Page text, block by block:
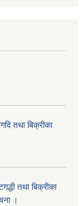
तथा बिक्रीका
तथा बिक्रीका
।